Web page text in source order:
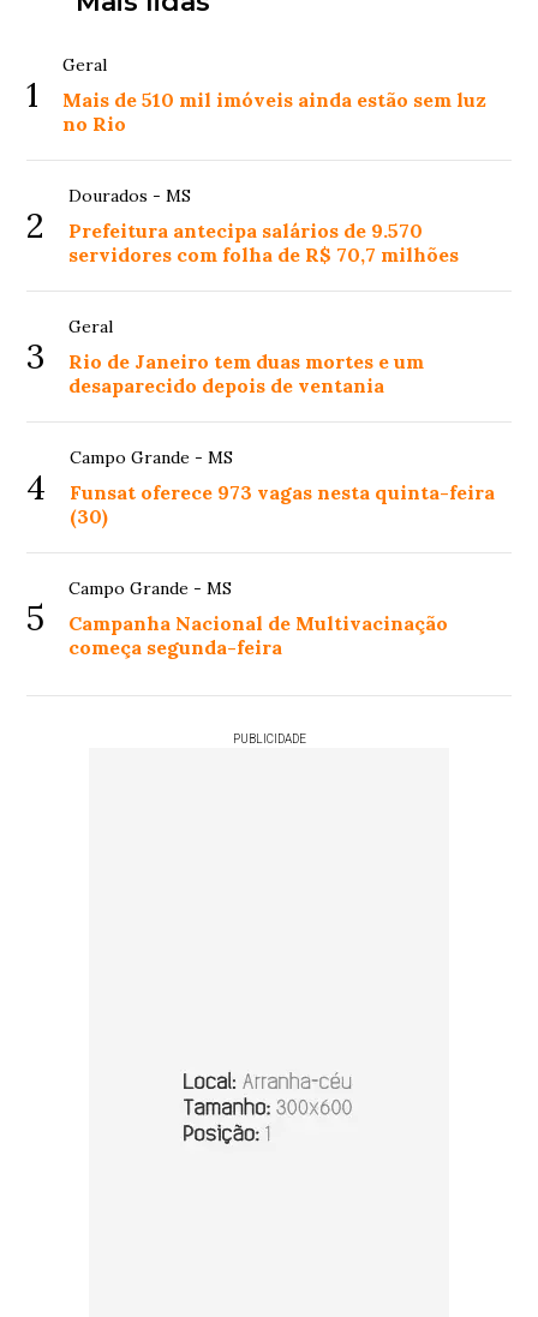
1
Geral
Mais de 510 mil imóveis ainda estão sem luz
no Rio
2
Dourados - MS
Prefeitura antecipa salários de 9.570
servidores com folha de R$ 70,7 milhões
3
Geral
Rio de Janeiro tem duas mortes e um
desaparecido depois de ventania
4
Campo Grande - MS
Funsat oferece 973 vagas nesta quinta-feira
(30)
5
Campo Grande - MS
Campanha Nacional de Multivacinação
começa segunda-feira
PUBLICIDADE